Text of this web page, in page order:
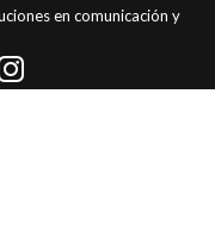
en comunicación y